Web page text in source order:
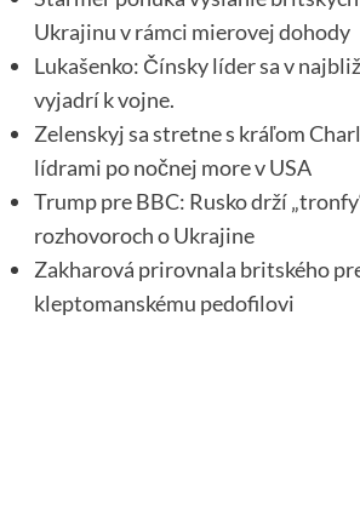
Ukrajinu v rámci mierovej dohody
Lukašenko: Čínsky líder sa v
vyjadrí k vojne.
Zelenskyj sa stretne s kráľom
lídrami po nočnej more v USA
Trump pre BBC: Rusko drží
rozhovoroch o Ukrajine
Zakharová prirovnala britského
kleptomanskému pedofilovi